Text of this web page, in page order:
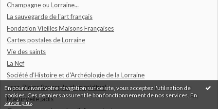
En poursuivant votre navigation sur ce site, vous acceptez l'utilisation de
cookies. Ces derniers assurent le bon fonctionnement de nos services. En
savoir plus.
Champagne ou Lorraine...
La sauvegarde de l'art français
Fondation Vieilles Maisons Françaises
Cartes postales de Lorraine
Vie des saints
La Nef
Société d'Histoire et d'Archéologie de la Lorraine
Jean-Pierre Snyers, le blog spirituel
Martinvelle jadis